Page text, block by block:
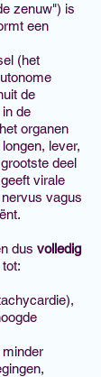
zenuw") is
een
(het
de
de
organen
lever,
deel
virale
vagus
dus volledig
tot: